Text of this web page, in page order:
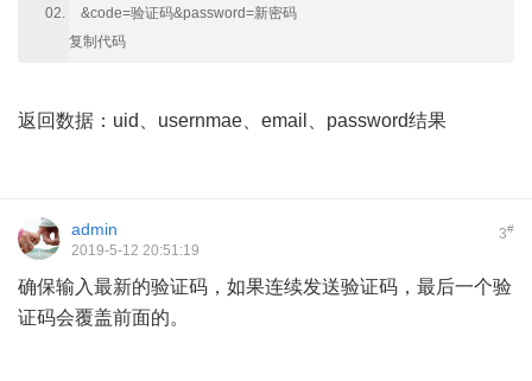
&code=验证码&password=新密码
复制代码
返回数据：uid、usernmae、email、password结果
3#
admin
2019-5-12 20:51:19
确保输入最新的验证码，如果连续发送验证码，最后一个验
证码会覆盖前面的。